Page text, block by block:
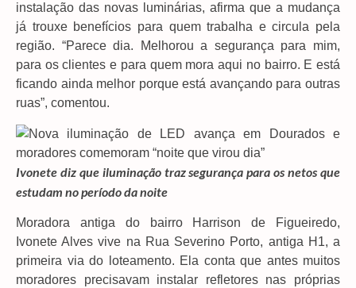
instalação das novas luminárias, afirma que a mudança
já trouxe benefícios para quem trabalha e circula pela
região. “Parece dia. Melhorou a segurança para mim,
para os clientes e para quem mora aqui no bairro. E está
ficando ainda melhor porque está avançando para outras
ruas”, comentou.
Ivonete diz que iluminação traz segurança para os netos que
estudam no período da noite
Moradora antiga do bairro Harrison de Figueiredo,
Ivonete Alves vive na Rua Severino Porto, antiga H1, a
primeira via do loteamento. Ela conta que antes muitos
moradores precisavam instalar refletores nas próprias